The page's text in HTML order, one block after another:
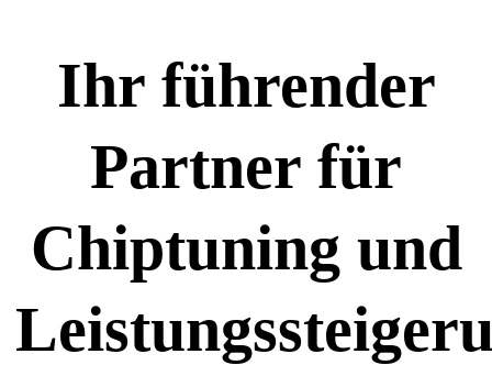
Ihr führender
Partner für
Chiptuning und